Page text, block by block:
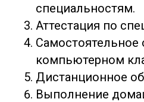
специальностям.
Аттестация по
Самостоятельное
компьютерном
Дистанционное
Выполнение